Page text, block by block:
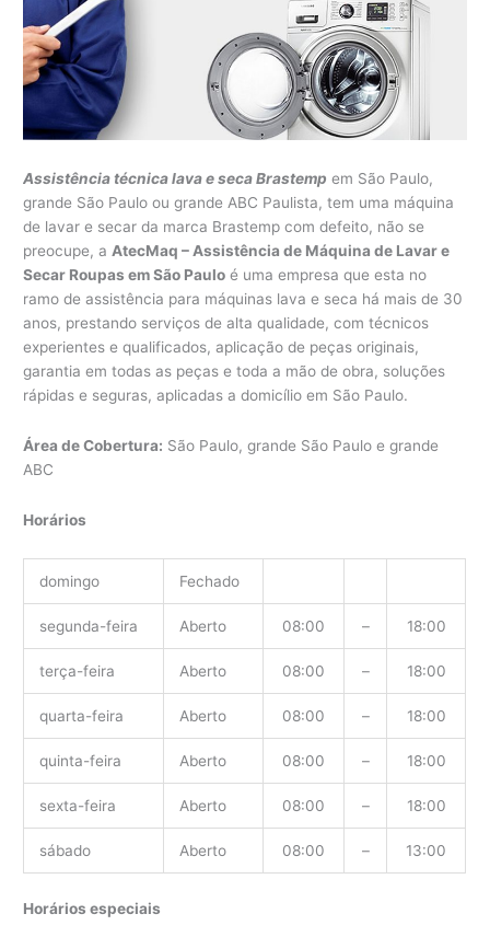
Assistência técnica lava e seca Brastemp em São Paulo,
grande São Paulo ou grande ABC Paulista, tem uma máquina
de lavar e secar da marca Brastemp com defeito, não se
preocupe, aAtecMaq – Assistência de Máquina de Lavar e
Secar Roupas em São Paulo é uma empresa que esta no
ramo de assistência para máquinas lava e seca há mais de 30
anos, prestando serviços de alta qualidade, com técnicos
experientes e qualificados, aplicação de peças originais,
garantia em todas as peças e toda a mão de obra, soluções
rápidas e seguras, aplicadas a domicílio em São Paulo.
Área de Cobertura: São Paulo, grande São Paulo e grande
ABC
Horários
domingo Fechado
segunda-feira Aberto 08:00 – 18:00
terça-feira Aberto 08:00 – 18:00
quarta-feira Aberto 08:00 – 18:00
quinta-feira Aberto 08:00 – 18:00
sexta-feira Aberto 08:00 – 18:00
sábado Aberto 08:00 – 13:00
Horários especiais